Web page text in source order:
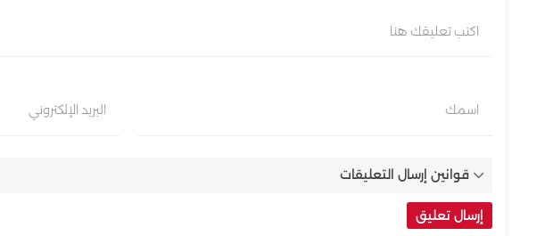
اكتب تعليقك هنا
اسمك البريد الإلكتروني
قوانين إرسال التعليقات